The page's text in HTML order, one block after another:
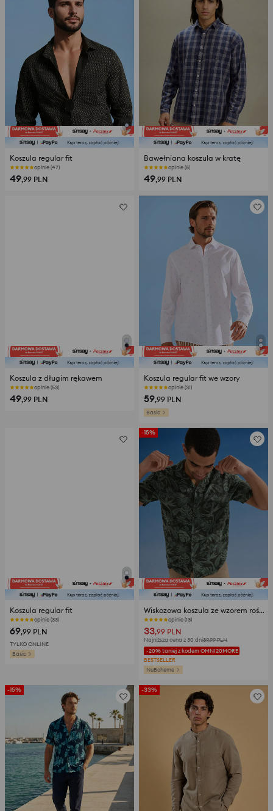
Koszula regular fit
opinie (47)
49,99 PLN
Bawełniana koszula w kratę
opinie (8)
49,99 PLN
Koszula z długim rękawem
opinie (53)
49,99 PLN
Koszula regular fit we wzory
opinie (31)
59,99 PLN
Basic
Koszula regular fit
opinie (33)
69,99 PLN
TYLKO ONLINE
Basic
-15%
Wiskozowa koszula ze wzorem roślinnym
opinie (13)
33,99 PLN
Najniższa cena z 30 dni39,99PLN
-20% taniej z kodem OMNI20MORE
BESTSELLER
NuBoheme
-15% -33%